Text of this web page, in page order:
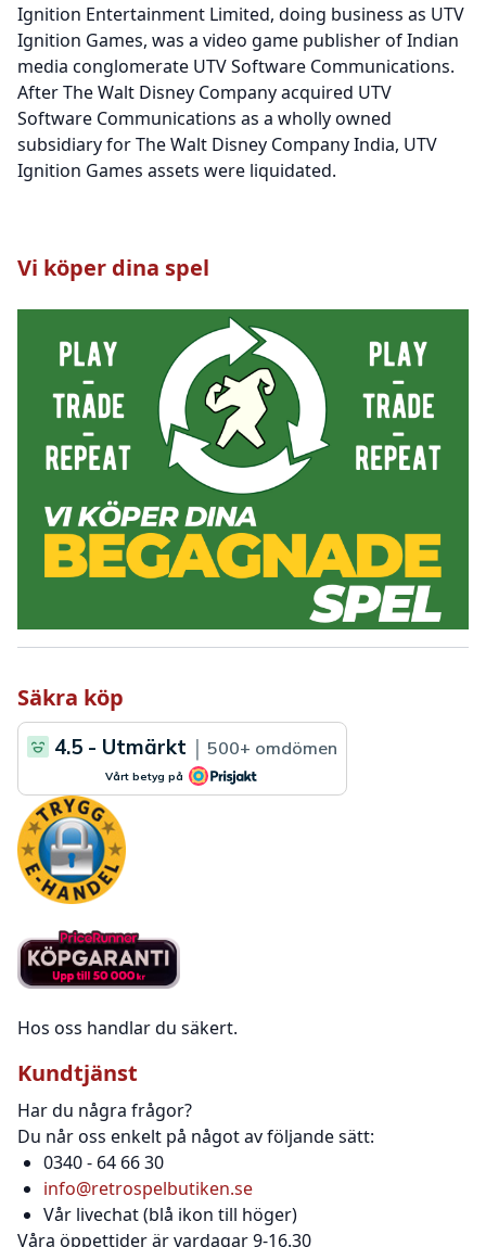
Ignition Entertainment Limited, doing business as UTV
Ignition Games, was a video game publisher of Indian
media conglomerate UTV Software Communications.
After The Walt Disney Company acquired UTV
Software Communications as a wholly owned
subsidiary for The Walt Disney Company India, UTV
Ignition Games assets were liquidated.
Vi köper dina spel
Säkra köp
Hos oss handlar du säkert.
Kundtjänst
Har du några frågor?
Du når oss enkelt på något av följande sätt:
0340 - 64 66 30
info@retrospelbutiken.se
Vår livechat (blå ikon till höger)
Våra öppettider är vardagar 9-16.30